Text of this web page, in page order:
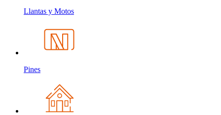
Llantas y Motos
Pines